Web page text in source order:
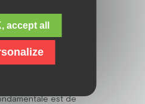
est de
accept all